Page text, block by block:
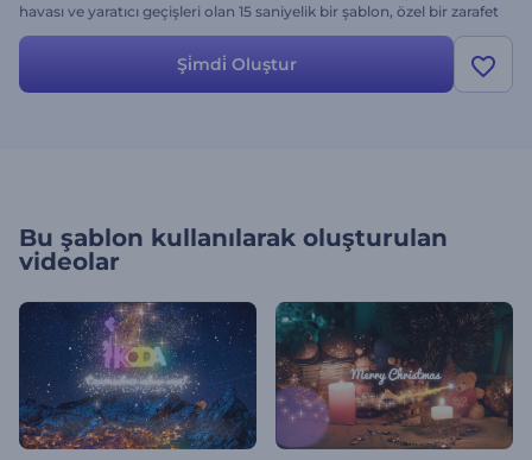
havası ve yaratıcı geçişleri olan 15 saniyelik bir şablon, özel bir zarafet
ekleyecek ve logonuzu açıkça vurgulayacaktır. Yılbaşı Gecesi Sihirli
Açılış Videosu ile sevdiklerinize yeni bir umut, yeni bir kutlama ve
yeni bir başlangıç gönderin! Her zamanki gibi ücretsiz!
Şi̇mdi̇ Oluştur
Bu şablon kullanılarak oluşturulan
videolar